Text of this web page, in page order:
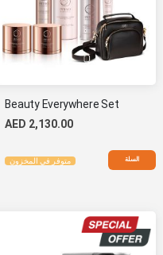
Beauty Everywhere Set
AED 2,130.00
متوفر في المخزون السلة